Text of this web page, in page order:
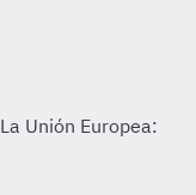
La Unión Europea: